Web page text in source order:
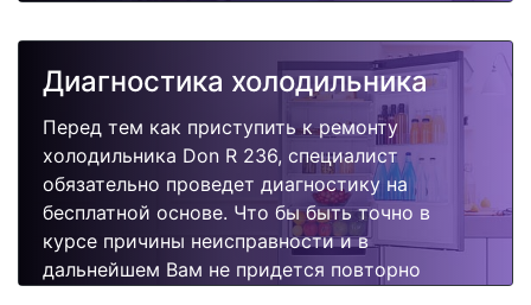
качественно и недорого.
Диагностика холодильника
Перед тем как приступить к ремонту
холодильника Don R 236, специалист
обязательно проведет диагностику на
бесплатной основе. Что бы быть точно в
курсе причины неисправности и в
дальнейшем Вам не придется повторно